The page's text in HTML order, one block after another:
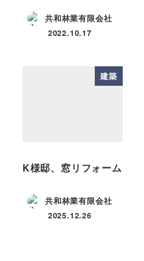
共和林業有限会社
投稿日
2022.10.17
建築
K様邸、窓リフォーム
共和林業有限会社
投稿日
2025.12.26